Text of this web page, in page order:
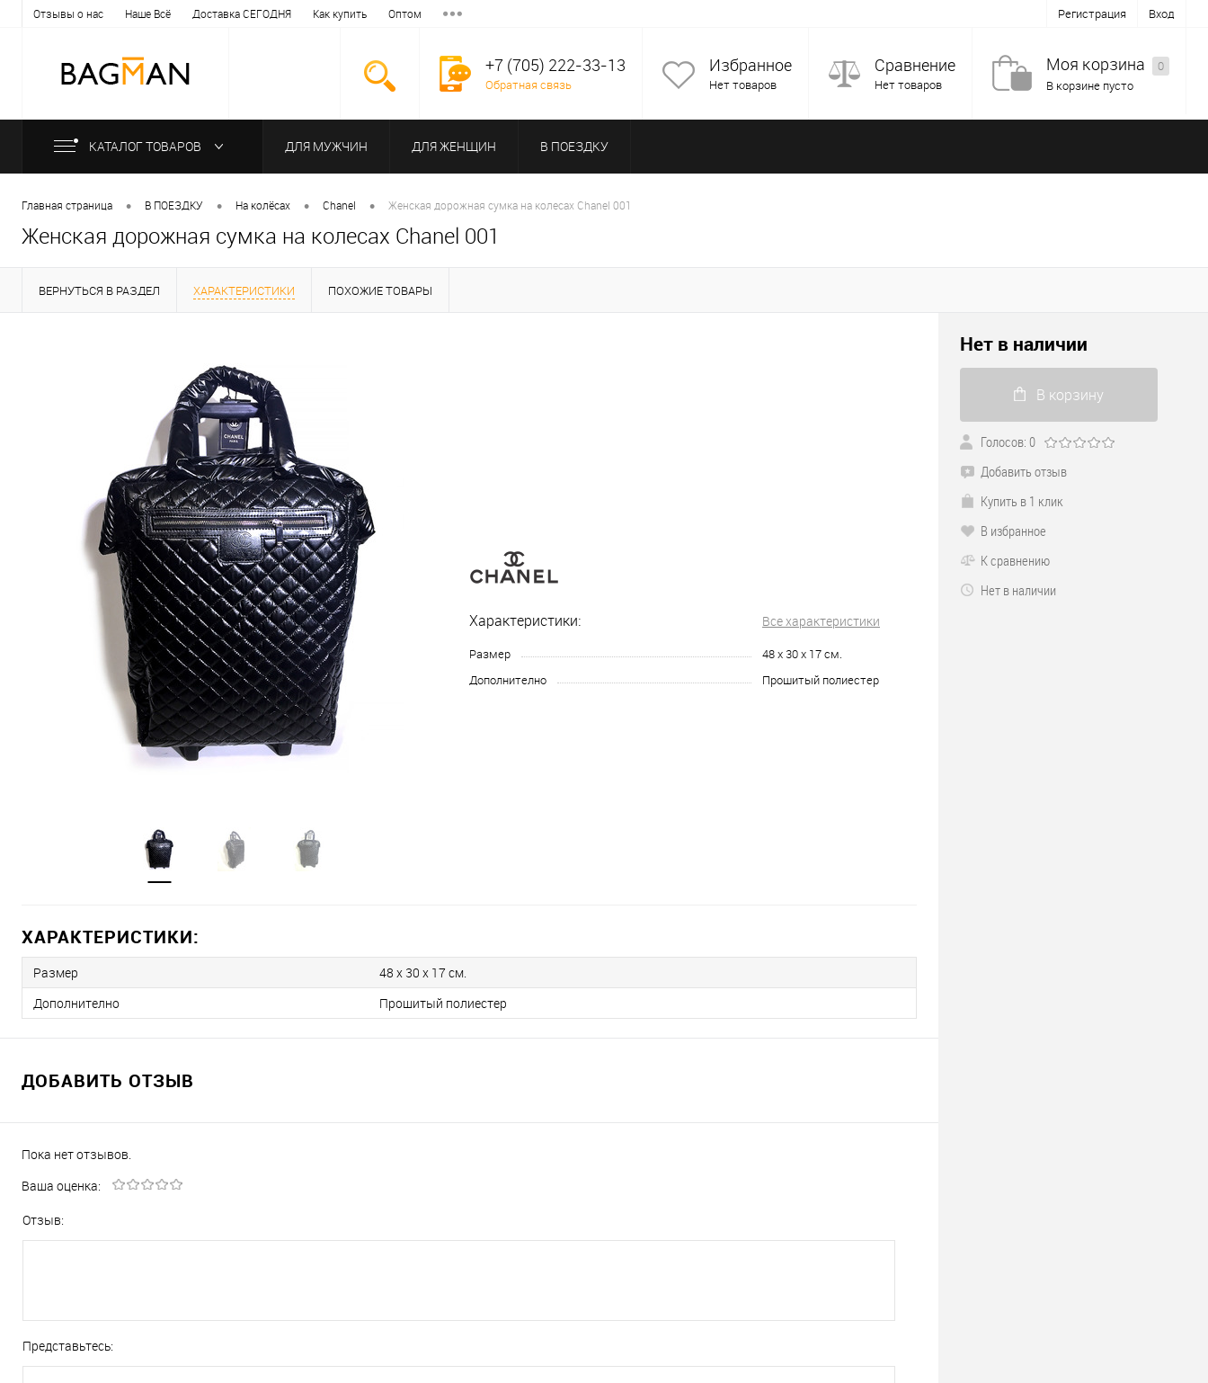
Отзывы о нас Наше Всё Доставка СЕГОДНЯ Как купить Оптом Регистрация Вход
+7 (705) 222-33-13
Обратная связь
Избранное
Нет товаров
Сравнение
Нет товаров
Моя корзина
0
В корзине пусто
КАТАЛОГ ТОВАРОВ ДЛЯ МУЖЧИН ДЛЯ ЖЕНЩИН В ПОЕЗДКУ
Главная страница • В ПОЕЗДКУ • На колёсах • Chanel • Женская дорожная сумка на колесах Chanel 001
Женская дорожная сумка на колесах Chanel 001
ВЕРНУТЬСЯ В РАЗДЕЛ ХАРАКТЕРИСТИКИ ПОХОЖИЕ ТОВАРЫ
Характеристики: Все характеристики
Размер
48 х 30 х 17 см.
Дополнително
Прошитый полиестер
ХАРАКТЕРИСТИКИ:
Размер
48 х 30 х 17 см.
Дополнително
Прошитый полиестер
ДОБАВИТЬ ОТЗЫВ
Пока нет отзывов.
Ваша оценка:
Отзыв:
Представьтесь:
Нет в наличии
В корзину
Голосов: 0
Добавить отзыв
Купить в 1 клик
В избранное
К сравнению
Нет в наличии